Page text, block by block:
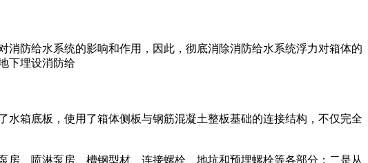
防给水系统的影响和作用，因此，彻底消除消防给水系统浮力对箱体的
下埋设消防给
箱底板，使用了箱体侧板与钢筋混凝土整板基础的连接结构，不仅完全
、喷淋泵房、槽钢型材、连接螺栓、地坑和预埋螺栓等各部分；二是从